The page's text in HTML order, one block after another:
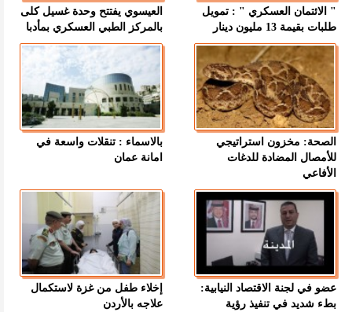
" الائتمان العسكري " : تمويل
طلبات بقيمة 13 مليون دينار
العيسوي يفتتح وحدة غسيل كلى
بالمركز الطبي العسكري بمأدبا
الصحة: مخزون استراتيجي
للأمصال المضادة للدغات
الأفاعي
بالاسماء : تنقلات واسعة في
امانة عمان
عضو في لجنة الاقتصاد النيابية:
بطء شديد في تنفيذ رؤية
إخلاء طفل من غزة لاستكمال
علاجه بالأردن